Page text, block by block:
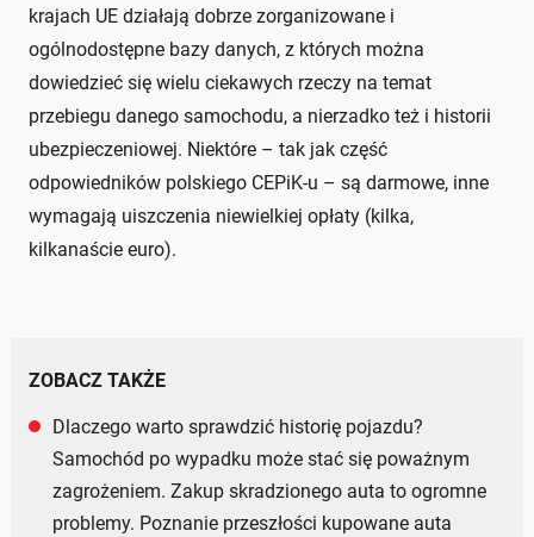
krajach UE działają dobrze zorganizowane i
ogólnodostępne bazy danych, z których można
dowiedzieć się wielu ciekawych rzeczy na temat
przebiegu danego samochodu, a nierzadko też i historii
ubezpieczeniowej. Niektóre – tak jak część
odpowiedników polskiego CEPiK-u – są darmowe, inne
wymagają uiszczenia niewielkiej opłaty (kilka,
kilkanaście euro).
ZOBACZ TAKŻE
Dlaczego warto sprawdzić historię pojazdu?
Samochód po wypadku może stać się poważnym
zagrożeniem. Zakup skradzionego auta to ogromne
problemy. Poznanie przeszłości kupowane auta